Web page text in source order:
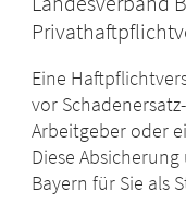
Eine
vor
Arbeitgeber oder
Diese
Bayern für Sie als